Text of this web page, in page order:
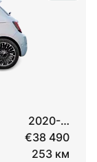
2020-…
€38 490
253 км